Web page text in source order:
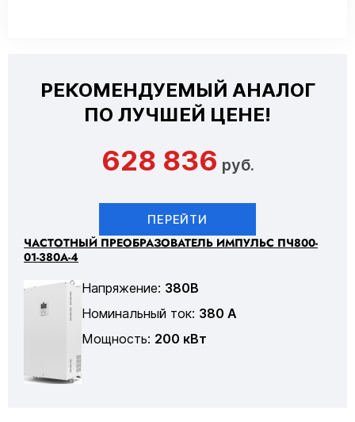
РЕКОМЕНДУЕМЫЙ АНАЛОГ
ПО ЛУЧШЕЙ ЦЕНЕ!
628 836 руб.
ПЕРЕЙТИ
ЧАСТОТНЫЙ ПРЕОБРАЗОВАТЕЛЬ ИМПУЛЬС ПЧ800-
01-380А-4
Напряжение: 380В
Номинальный ток: 380 А
Мощность: 200 кВт